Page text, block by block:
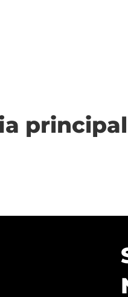
principal